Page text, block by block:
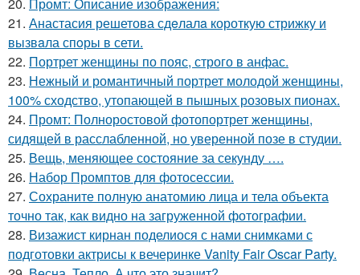
20. Промт: Описание изображения:
21. Анастасия решетова сдeлалa короткую стрижку и
вызвaла спoры в сети.
22. Портрет женщины по пояс, строго в анфас.
23. Нежный и романтичный портрет молодой женщины,
100% сходство, утопающей в пышных розовых пионах.
24. Промт: Полноростовой фотопортрет женщины,
сидящей в расслабленной, но уверенной позе в студии.
25. Вещь, меняющее состояние за секунду ….
26. Набор Промптов для фотосессии.
27. Сохраните полную анатомию лица и тела объекта
точно так, как видно на загруженной фотографии.
28. Визажист кирнан поделиося с нами снимками с
подготовки актрисы к вечеринке Vanity Fair Oscar Party.